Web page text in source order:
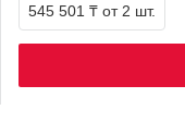
545 501 ₸ от 2 шт.